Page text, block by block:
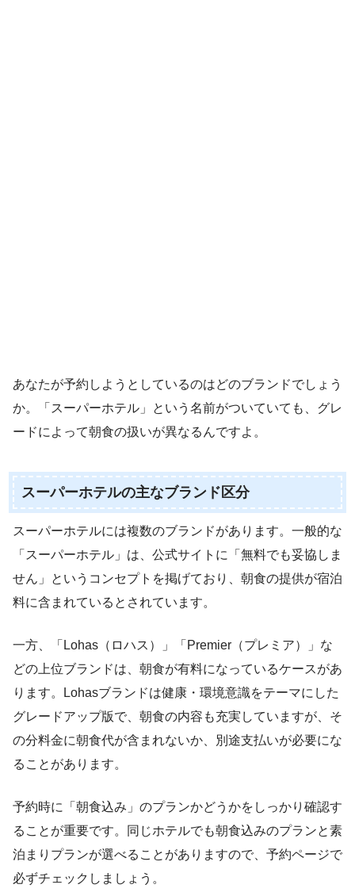
あなたが予約しようとしているのはどのブランドでしょう
か。「スーパーホテル」という名前がついていても、グレ
ードによって朝食の扱いが異なるんですよ。
スーパーホテルの主なブランド区分
スーパーホテルには複数のブランドがあります。一般的な
「スーパーホテル」は、公式サイトに「無料でも妥協しま
せん」というコンセプトを掲げており、朝食の提供が宿泊
料に含まれているとされています。
一方、「Lohas（ロハス）」「Premier（プレミア）」な
どの上位ブランドは、朝食が有料になっているケースがあ
ります。Lohasブランドは健康・環境意識をテーマにした
グレードアップ版で、朝食の内容も充実していますが、そ
の分料金に朝食代が含まれないか、別途支払いが必要にな
ることがあります。
予約時に「朝食込み」のプランかどうかをしっかり確認す
ることが重要です。同じホテルでも朝食込みのプランと素
泊まりプランが選べることがありますので、予約ページで
必ずチェックしましょう。